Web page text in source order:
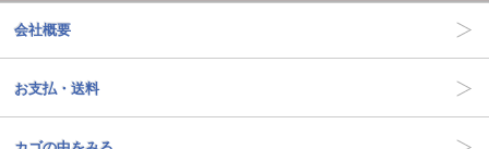
会社概要
お支払・送料